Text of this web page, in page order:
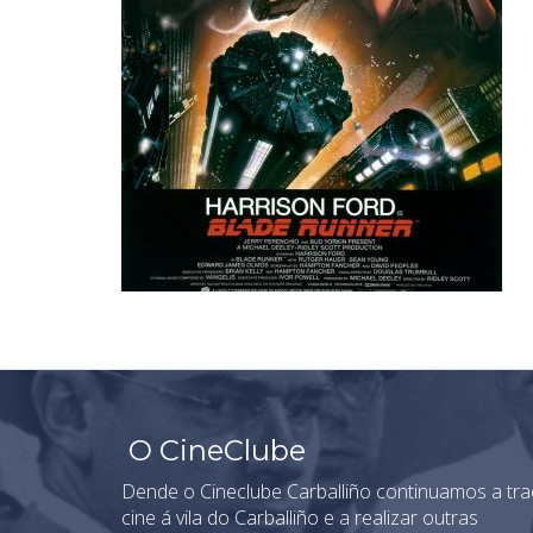
O CineClube
Dende o Cineclube Carballiño continuamos a
cine á vila do Carballiño e a realizar outras